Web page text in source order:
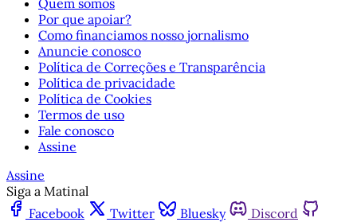
Por que apoiar?
Como financiamos nosso jornalismo
Anuncie conosco
Política de Correções e Transparência
Política de privacidade
Política de Cookies
Termos de uso
Fale conosco
Assine
Assine
Siga a Matinal
Facebook
Twitter Bluesky
Discord